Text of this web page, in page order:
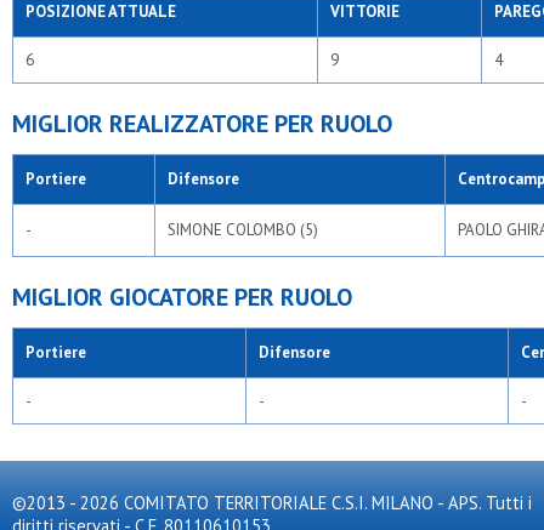
POSIZIONE ATTUALE VITTORIE
6 9 4
MIGLIOR REALIZZATORE PER RUOLO
Portiere Difensore
- SIMONE COLOMBO (5) PAOLO
MIGLIOR GIOCATORE PER RUOLO
Portiere Difensore
- - -
©2013 - 2026 COMITATO TERRITORIALE C.S.I. MILANO - APS. Tutti i